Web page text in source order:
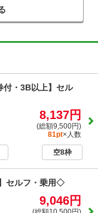
付・3B以上】セル
8,137円
(総額9,500円)
81pt×人数
空8枠
セルフ・乗用◇
9,046円